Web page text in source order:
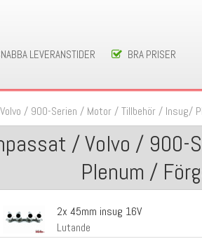
LEVERANSTIDER BRA PRISER
Volvo / 900-Serien / Motor / Tillbehör / Insug/
/ Volvo /
Plenum /
2x 45mm insug 16V
Lutande